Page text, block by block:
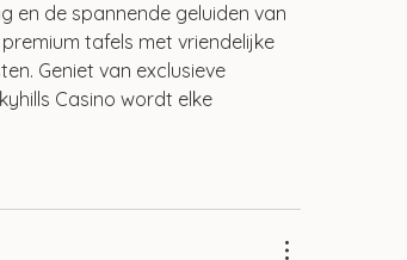
en de spannende geluiden van
tafels met vriendelijke
Geniet van exclusieve
Casino wordt elke